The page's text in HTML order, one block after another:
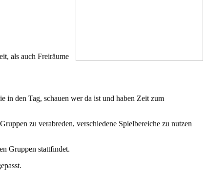
als auch Freiräume
in den Tag, schauen wer da ist und haben Zeit zum
zu verabreden, verschiedene Spielbereiche zu nutzen
Gruppen stattfindet.